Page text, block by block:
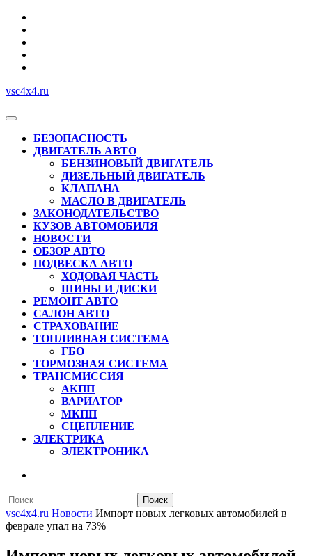
Перейти
содержимому
vsc4x4.ru
Кнопка
ОткрытьБЕЗОПАСНОСТЬ
ДВИГАТЕЛЬ АВТО
БЕНЗИНОВЫЙ ДВИГАТЕЛЬ
ДИЗЕЛЬНЫЙ ДВИГАТЕЛЬ
КЛАПАНА
МАСЛО В ДВИГАТЕЛЬ
ЗАКОНОДАТЕЛЬСТВО
КУЗОВ АВТОМОБИЛЯ
НОВОСТИ
ОБЗОР АВТО
ПОДВЕСКА АВТО
ХОДОВАЯ ЧАСТЬ
ШИНЫ И ДИСКИ
РЕМОНТ АВТО
САЛОН АВТО
СТРАХОВАНИЕ
ТОПЛИВНАЯ СИСТЕМА
ГБО
ТОРМОЗНАЯ СИСТЕМА
ТРАНСМИССИЯ
АКПП
ВАРИАТОР
МКПП
СЦЕПЛЕНИЕ
ЭЛЕКТРИКА
ЭЛЕКТРОНИКА
КНОПКА
Найти:
vsc4x4.ru Новости Импорт новых легковых автомобилей в
феврале упал на 73%